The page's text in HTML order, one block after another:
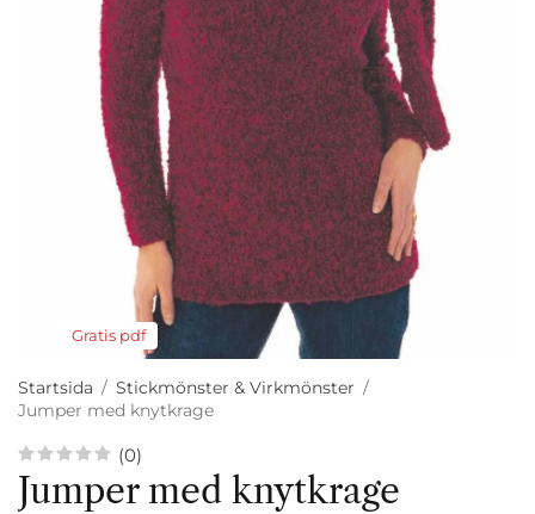
Gratis pdf
Startsida / Stickmönster & Virkmönster /
Jumper med knytkrage
(0)
Jumper med knytkrage